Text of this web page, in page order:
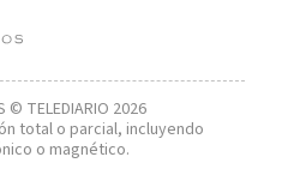
© TELEDIARIO 2026
total o parcial, incluyendo
o magnético.